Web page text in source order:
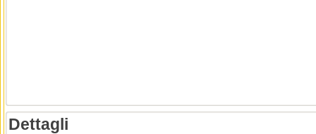
Dettagli